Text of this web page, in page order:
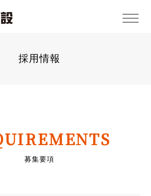
採用情報
募集要項